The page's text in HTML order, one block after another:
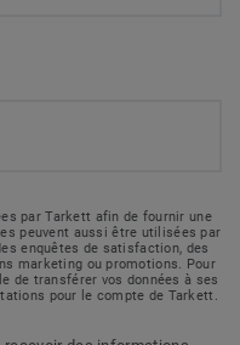
par Tarkett afin de fournir une
peuvent aussi être utilisées par
enquêtes de satisfaction, des
marketing ou promotions. Pour
de transférer vos données à ses
pour le compte de Tarkett.